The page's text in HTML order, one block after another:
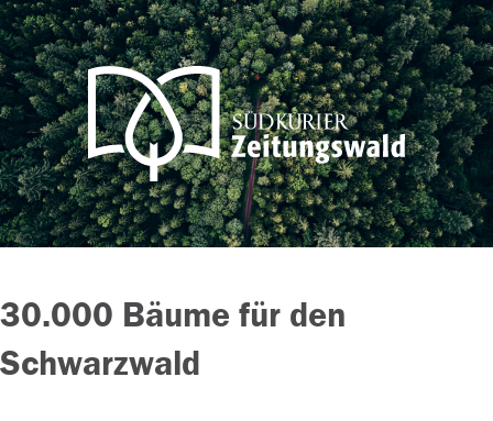
30.000 Bäume für den
Schwarzwald